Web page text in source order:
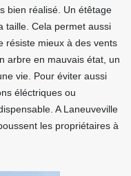
bien réalisé. Un étêtage
taille. Cela permet aussi
résiste mieux à des vents
arbre en mauvais état, un
vie. Pour éviter aussi
éléctriques ou
A Laneuveville
les propriétaires à